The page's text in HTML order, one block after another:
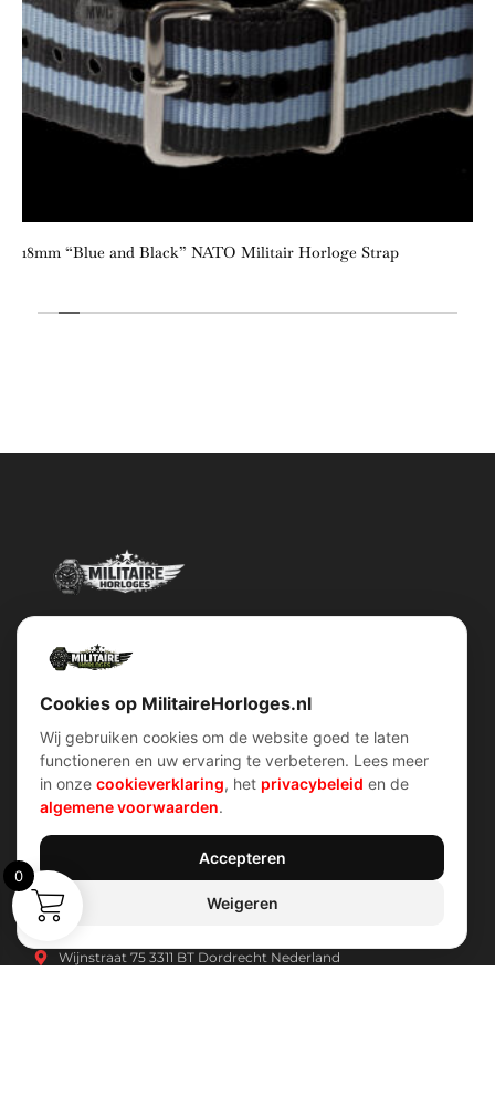
18mm “Blue and Black” NATO Militair Horloge Strap
Militairehorloges.nl is de exclusieve importeur en distributeur van
Snel menu
Home
Over ons
Account
klantenservice
Cookiebeleid
Wijnstraat 75 3311 BT Dordrecht Nederland
Cookies op MilitaireHorloges.nl
Wij gebruiken cookies om de website goed te laten
functioneren en uw ervaring te verbeteren. Lees meer
in onze cookieverklaring, het privacybeleid en de
algemene voorwaarden.
Accepteren
Weigeren
0